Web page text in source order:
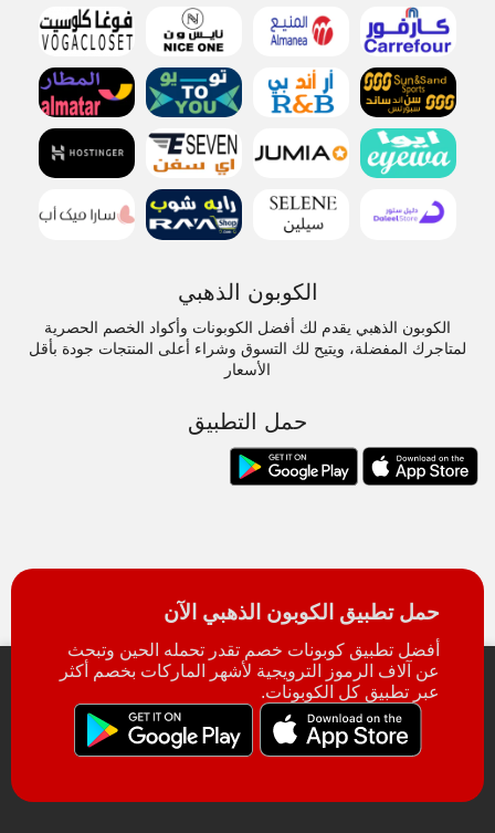
الكوبون الذهبي
الكوبون الذهبي يقدم لك أفضل الكوبونات وأكواد الخصم الحصرية
لمتاجرك المفضلة، ويتيح لك التسوق وشراء أعلى المنتجات جودة بأقل
الأسعار
حمل التطبيق
حمل تطبيق الكوبون الذهبي الآن
أفضل تطبيق كوبونات خصم تقدر تحمله الحين وتبحث
عن آلاف الرموز الترويجية لأشهر الماركات بخصم أكثر
عبر تطبيق كل الكوبونات.